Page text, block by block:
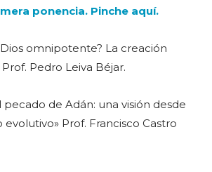
ponencia. Pinche aquí.
Dios omnipotente? La creación
Pedro Leiva Béjar.
pecado de Adán: una visión desde
Prof. Francisco Castro